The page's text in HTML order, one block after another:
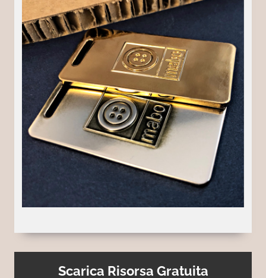
Scarica Risorsa Gratuita